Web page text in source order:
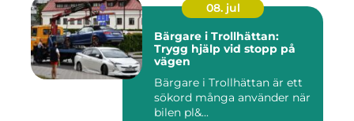
08. jul
Bärgare i Trollhättan:
Trygg hjälp vid stopp på
vägen
Bärgare i Trollhättan är ett
sökord många använder när
bilen pl&...